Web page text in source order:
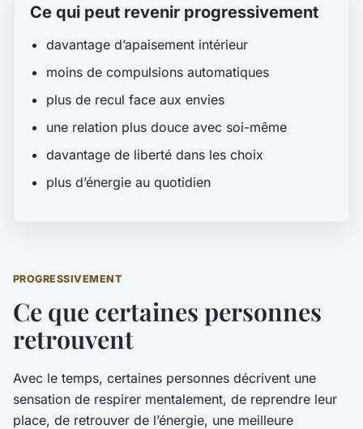
Ce qui peut revenir progressivement
davantage d’apaisement intérieur
moins de compulsions automatiques
plus de recul face aux envies
une relation plus douce avec soi-même
davantage de liberté dans les choix
plus d’énergie au quotidien
PROGRESSIVEMENT
Ce que certaines personnes
retrouvent
Avec le temps, certaines personnes décrivent une
sensation de respirer mentalement, de reprendre leur
place, de retrouver de l’énergie, une meilleure